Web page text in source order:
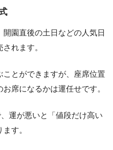
園直後の土日などの人気日
れます。
とができますが、座席位置
席になるかは運任せです。
運が悪いと「値段だけ高い
す。